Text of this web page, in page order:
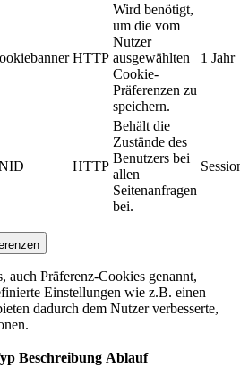
HTTP
Wird benötigt,
um die vom
Nutzer
ausgewählten
Cookie-
Präferenzen zu
speichern.
1 Jahr
HTTP
Behält die
Zustände des
Benutzers bei
allen
Seitenanfragen
bei.
auch Präferenz-Cookies genannt,
Einstellungen wie z.B. einen
dadurch dem Nutzer verbesserte,
Beschreibung Ablauf